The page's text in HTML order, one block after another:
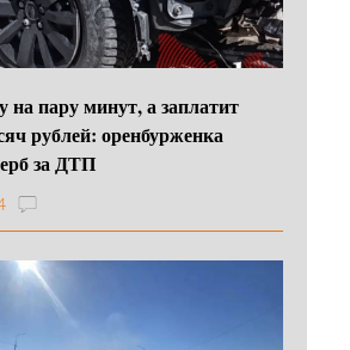
пару минут, а заплатит
рублей: оренбурженка
за ДТП